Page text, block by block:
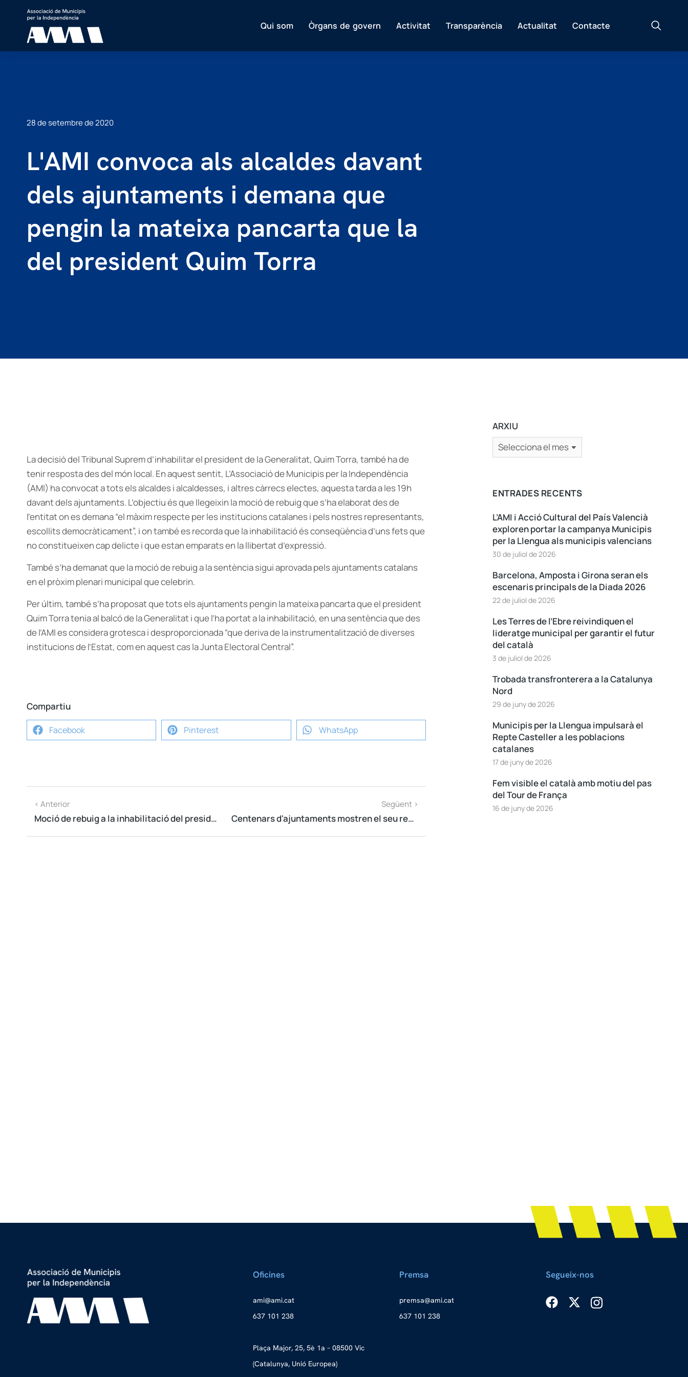
Qui som Òrgans de govern Activitat Transparència Actualitat Contacte
28 de setembre de 2020
L'AMI convoca als alcaldes davant
dels ajuntaments i demana que
pengin la mateixa pancarta que la
del president Quim Torra
La decisió del Tribunal Suprem d’inhabilitar el president de la Generalitat, Quim Torra, també ha de
tenir resposta des del món local. En aquest sentit, L’Associació de Municipis per la Independència
(AMI) ha convocat a tots els alcaldes i alcaldesses, i altres càrrecs electes, aquesta tarda a les 19h
davant dels ajuntaments. L’objectiu és que llegeixin la moció de rebuig que s’ha elaborat des de
l’entitat on es demana “el màxim respecte per les institucions catalanes i pels nostres representants,
escollits democràticament”, i on també es recorda que la inhabilitació és conseqüència d’uns fets que
no constitueixen cap delicte i que estan emparats en la llibertat d’expressió.
També s’ha demanat que la moció de rebuig a la sentència sigui aprovada pels ajuntaments catalans
en el pròxim plenari municipal que celebrin.
Per últim, també s’ha proposat que tots els ajuntaments pengin la mateixa pancarta que el president
Quim Torra tenia al balcó de la Generalitat i que l’ha portat a la inhabilitació, en una sentència que des
de l’AMI es considera grotesca i desproporcionada “que deriva de la instrumentalització de diverses
institucions de l’Estat, com en aquest cas la Junta Electoral Central”.
Compartiu
Facebook Pinterest WhatsApp
< Anterior
Moció de rebuig a la inhabilitació del president Quim Torra
Següent >
Centenars d'ajuntaments mostren el seu rebuig a la inhabilitació del president Quim Torra
ARXIU
ENTRADES RECENTS
L’AMI i Acció Cultural del País Valencià
exploren portar la campanya Municipis
per la Llengua als municipis valencians
30 de juliol de 2026
Barcelona, Amposta i Girona seran els
escenaris principals de la Diada 2026
22 de juliol de 2026
Les Terres de l’Ebre reivindiquen el
lideratge municipal per garantir el futur
del català
3 de juliol de 2026
Trobada transfronterera a la Catalunya
Nord
29 de juny de 2026
Municipis per la Llengua impulsarà el
Repte Casteller a les poblacions
catalanes
17 de juny de 2026
Fem visible el català amb motiu del pas
del Tour de França
16 de juny de 2026
Oficines
tac.i
ma@im
a
637 101 238
Plaça Major, 25, 5è 1a – 08500 Vic
(Catalunya, Unió Europea)
Premsa
tac.i
ma@as
merp
637 101 238
Segueix-nos